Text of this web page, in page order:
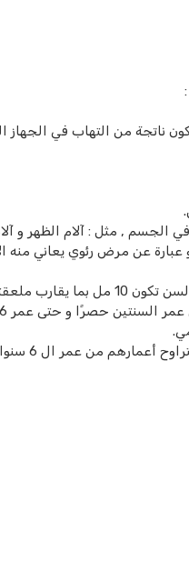
ناتجة من التهاب في الجهاز
الجسم , مثل : آلام الظهر و
هو عبارة عن مرض رئوي يعاني
مرات بشكل يومي.